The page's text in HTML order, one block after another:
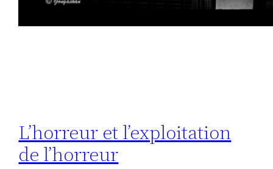
L’horreur et l’exploitation
de l’horreur